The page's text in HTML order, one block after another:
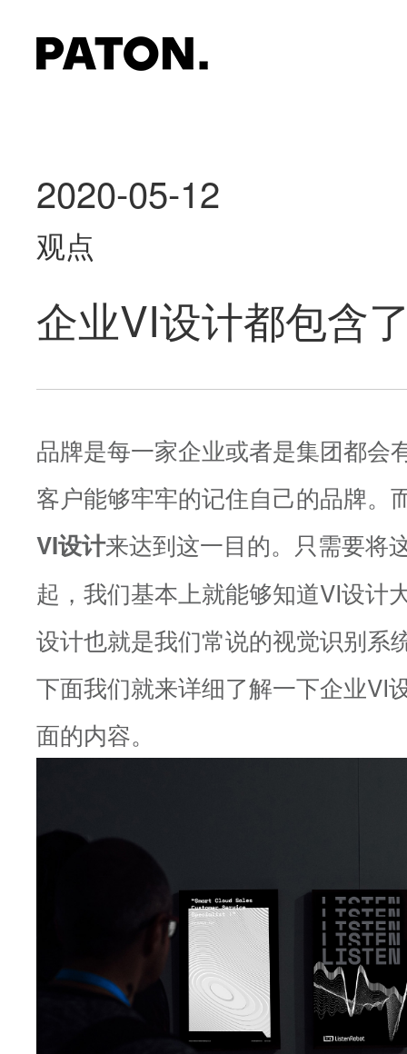
2020-05-12
观点
企业VI设计都包含
品牌是每一家企业或者是集团都会
客户能够牢牢的记住自己的品牌。
VI设计来达到这一目的。只需要将
起，我们基本上就能够知道VI设计
设计也就是我们常说的视觉识别系
下面我们就来详细了解一下企业VI
面的内容。